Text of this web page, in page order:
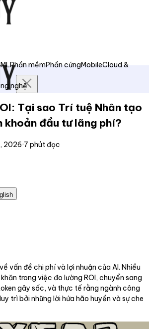
Phần mềmPhần cứngMobileCloud &
nghệ
Tại sao Trí tuệ Nhân tạo
khoản đầu tư lãng phí?
2026·7 phút đọc
vấn đề chi phí và lợi nhuận của AI. Nhiều
trong việc đo lường ROI, chuyển sang
gây sốc, và thực tế rằng ngành công
trì bởi những lời hứa hão huyền và sự che